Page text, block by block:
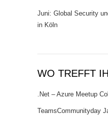
Juni: Global Security
in Köln
WO TREFFT
.Net – Azure Meetup
TeamsCommunityday